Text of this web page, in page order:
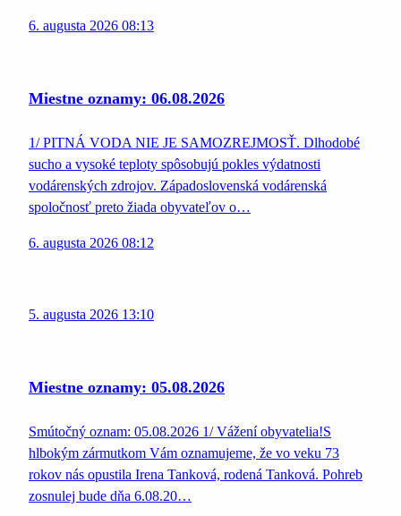
6. augusta 2026 08:13
Miestne oznamy: 06.08.2026
1/ PITNÁ VODA NIE JE SAMOZREJMOSŤ. Dlhodobé
sucho a vysoké teploty spôsobujú pokles výdatnosti
vodárenských zdrojov. Západoslovenská vodárenská
spoločnosť preto žiada obyvateľov o…
6. augusta 2026 08:12
5. augusta 2026 13:10
Miestne oznamy: 05.08.2026
Smútočný oznam: 05.08.2026 1/ Vážení obyvatelia!S
hlbokým zármutkom Vám oznamujeme, že vo veku 73
rokov nás opustila Irena Tanková, rodená Tanková. Pohreb
zosnulej bude dňa 6.08.20…